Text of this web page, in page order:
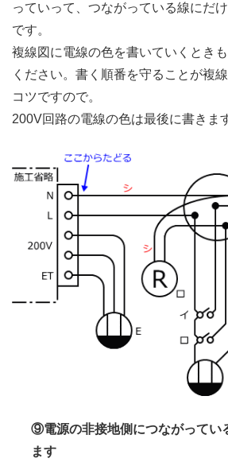
っていって、つながっている線にだ
です。
複線図に電線の色を書いていくとき
ください。書く順番を守ることが複
コツですので。
200V回路の電線の色は最後に書きま
⑨電源の非接地側につながってい
ます